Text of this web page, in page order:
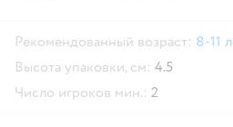
Рекомендованный возраст: 8-11
Высота упаковки, см: 4.5
Число игроков мин.: 2